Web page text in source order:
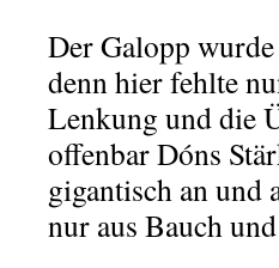
Der Galopp
denn hier fehlte
Lenkung und die
offenbar Dóns
gigantisch an und
nur aus Bauch